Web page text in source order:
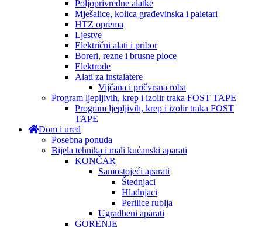
Poljoprivredne alatke
Mješalice, kolica građevinska i paletari
HTZ oprema
Ljestve
Električni alati i pribor
Boreri, rezne i brusne ploce
Elektrode
Alati za instalatere
Vijčana i pričvrsna roba
Program ljepljivih, krep i izolir traka FOST TAPE
Program ljepljivih, krep i izolir traka FOST
TAPE
Dom i ured
Posebna ponuda
Bijela tehnika i mali kućanski aparati
KONČAR
Samostojeći aparati
Štednjaci
Hladnjaci
Perilice rublja
Ugradbeni aparati
GORENJE